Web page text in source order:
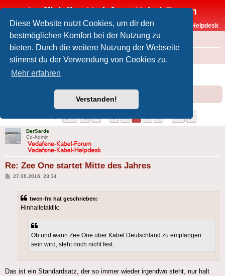
Diese Website nutzt Cookies, um dir den
bestmöglichen Komfort bei der Nutzung zu
bieten. Durch die weitere Nutzung der Webseite
stimmst du der Verwendung von Cookies zu.
Mehr erfahren
Verstanden!
Inoffizielles Vodafone-Kabel-Forum
Vodafone-Kabel-Helpdesk
FAQ
Foren-Übersicht Offtopic
Zee One startet Mitte des Jahres
Vorherige
1 5 6 7 8 9 16
DerSarde
Co-Admin
Re: Zee One startet Mitte des Jahres
Beitrag
27.06.2016, 23:34
twen-fm hat geschrieben:
Hinhaltetaktik:
Ob und wann Zee.One über Kabel Deutschland zu empfangen
sein wird, steht noch nicht fest.
Das ist ein Standardsatz, der so immer wieder irgendwo steht, nur halt